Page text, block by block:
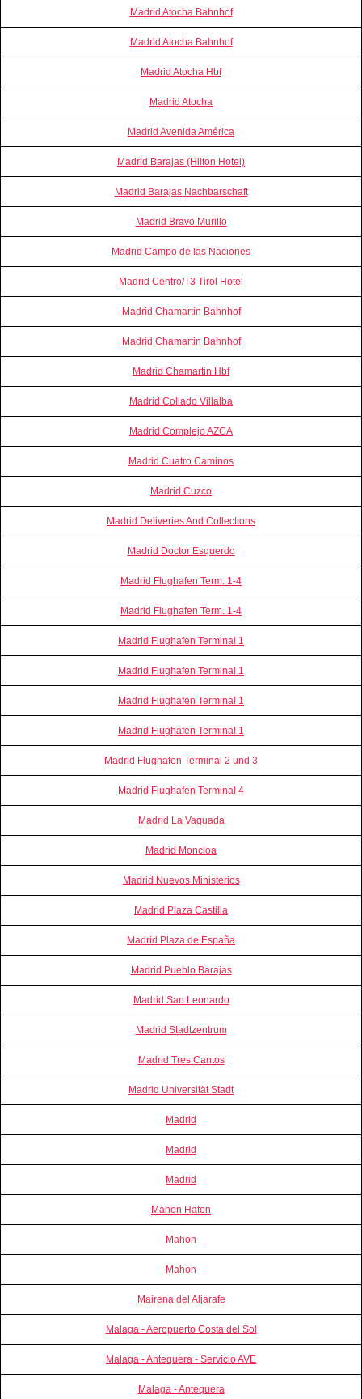
Madrid Atocha Bahnhof
Madrid Atocha Bahnhof
Madrid Atocha Hbf
Madrid Atocha
Madrid Avenida América
Madrid Barajas (Hilton Hotel)
Madrid Barajas Nachbarschaft
Madrid Bravo Murillo
Madrid Campo de las Naciones
Madrid Centro/T3 Tirol Hotel
Madrid Chamartin Bahnhof
Madrid Chamartin Bahnhof
Madrid Chamartin Hbf
Madrid Collado Villalba
Madrid Complejo AZCA
Madrid Cuatro Caminos
Madrid Cuzco
Madrid Deliveries And Collections
Madrid Doctor Esquerdo
Madrid Flughafen Term. 1-4
Madrid Flughafen Term. 1-4
Madrid Flughafen Terminal 1
Madrid Flughafen Terminal 1
Madrid Flughafen Terminal 1
Madrid Flughafen Terminal 1
Madrid Flughafen Terminal 2 und 3
Madrid Flughafen Terminal 4
Madrid La Vaguada
Madrid Moncloa
Madrid Nuevos Ministerios
Madrid Plaza Castilla
Madrid Plaza de España
Madrid Pueblo Barajas
Madrid San Leonardo
Madrid Stadtzentrum
Madrid Tres Cantos
Madrid Universität Stadt
Madrid
Madrid
Madrid
Mahon Hafen
Mahon
Mahon
Mairena del Aljarafe
Malaga - Aeropuerto Costa del Sol
Malaga - Antequera - Servicio AVE
Malaga - Antequera